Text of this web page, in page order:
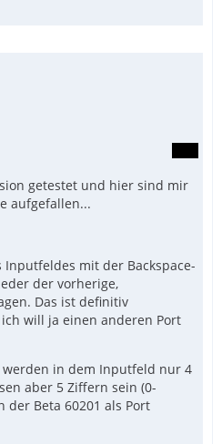
endlich released!
getestet und hier sind mir
aufgefallen...
mit der Backspace-
der vorherige,
Das ist definitiv
will ja einen anderen Port
werden in dem Inputfeld nur 4
aber 5 Ziffern sein (0-
der Beta 60201 als Port